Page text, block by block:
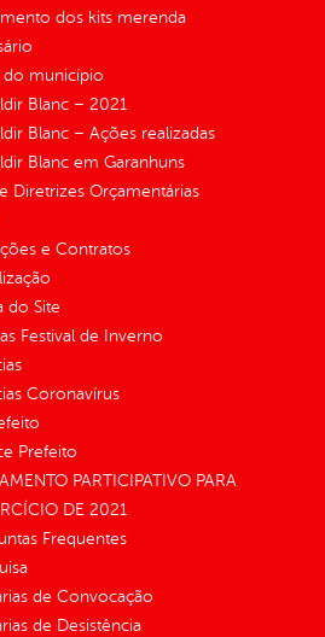
dos kits merenda
do município
Blanc – 2021
Blanc – Ações realizadas
Blanc em Garanhuns
Diretrizes Orçamentárias
e Contratos
do Site
Festival de Inverno
Coronavírus
Prefeito
PARTICIPATIVO PARA
DE 2021
Frequentes
de Convocação
de Desistência